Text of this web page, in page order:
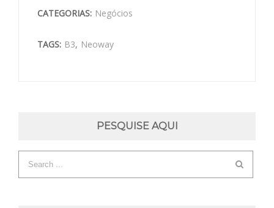
CATEGORIAS: Negócios
TAGS: B3, Neoway
PESQUISE AQUI